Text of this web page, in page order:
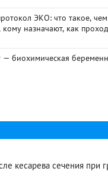
ЭКО: что такое, чем
кому назначают, как
— биохимическая
кесарева сечения при